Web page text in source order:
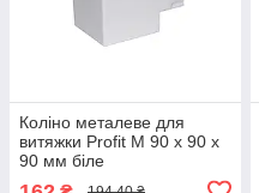
Коліно металеве для
витяжки Profit M 90 х 90 х
90 мм біле